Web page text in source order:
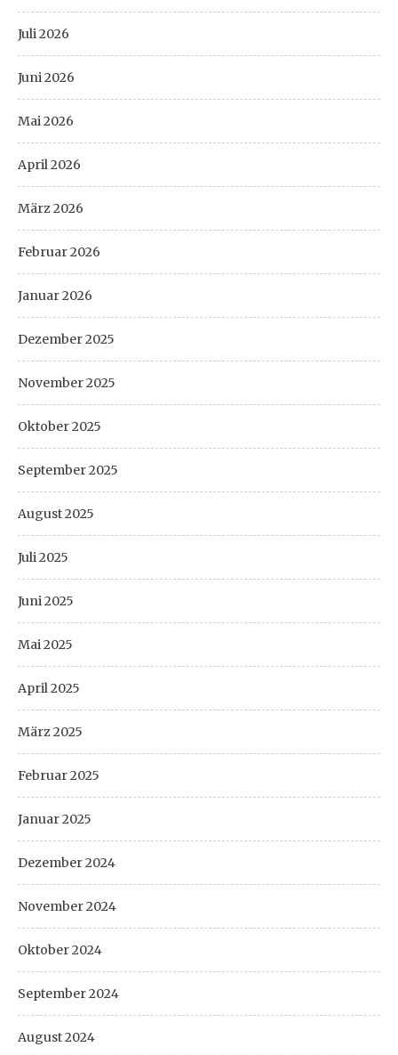
Juli 2026
Juni 2026
Mai 2026
April 2026
März 2026
Februar 2026
Januar 2026
Dezember 2025
November 2025
Oktober 2025
September 2025
August 2025
Juli 2025
Juni 2025
Mai 2025
April 2025
März 2025
Februar 2025
Januar 2025
Dezember 2024
November 2024
Oktober 2024
September 2024
August 2024